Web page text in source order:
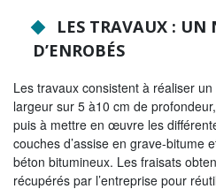
LES TRAVAUX : UN
D’ENROBÉS
Les travaux consistent à réaliser
largeur sur 5 à10 cm de
puis à mettre en œuvre les
couches d’assise en grave-bitume
béton bitumineux. Les fraisats
récupérés par l’entreprise pour